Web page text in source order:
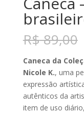
R$89,00
Caneca da
Nicole K., uma
expressão
autênticos da
item de uso